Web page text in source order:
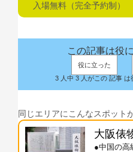
入場無料（完全予約制）
この記事は役
役に立った
3 人中 3 人がこの 記事 は
同じエリアにこんなスポット
大阪俵
●中国の